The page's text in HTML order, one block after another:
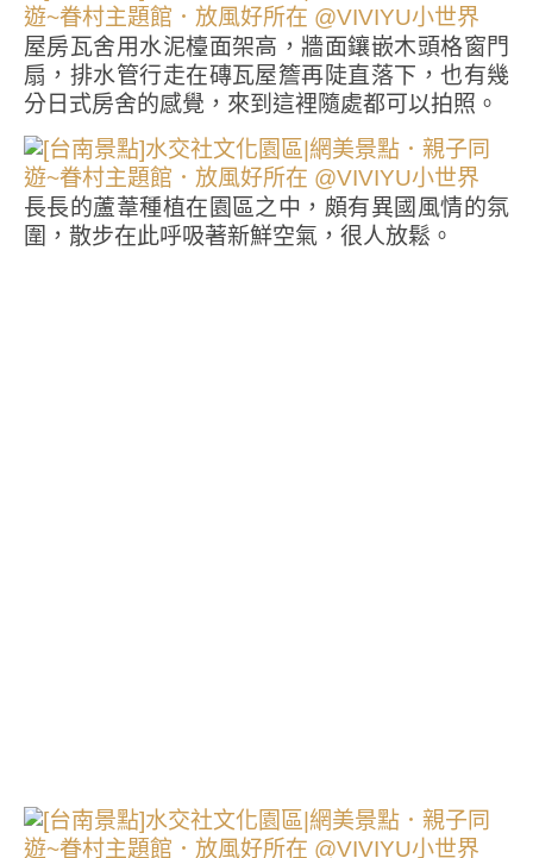
屋房瓦舍用水泥檯面架高，牆面鑲嵌木頭格窗門
扇，排水管行走在磚瓦屋簷再陡直落下，也有幾
分日式房舍的感覺，來到這裡隨處都可以拍照。
長長的蘆葦種植在園區之中，頗有異國風情的氛
圍，散步在此呼吸著新鮮空氣，很人放鬆。